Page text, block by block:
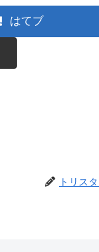
はてブ
トリス